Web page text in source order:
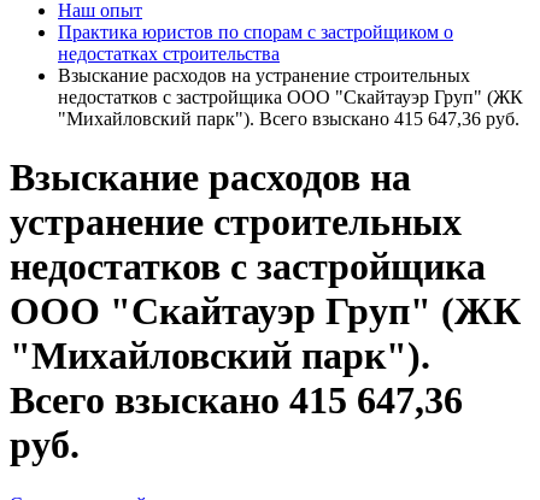
Наш опыт
Практика юристов по спорам с застройщиком о
недостатках строительства
Взыскание расходов на устранение строительных
недостатков с застройщика ООО "Скайтауэр Груп" (ЖК
"Михайловский парк"). Всего взыскано 415 647,36 руб.
Взыскание расходов на
устранение строительных
недостатков с застройщика
ООО "Скайтауэр Груп" (ЖК
"Михайловский парк").
Всего взыскано 415 647,36
руб.